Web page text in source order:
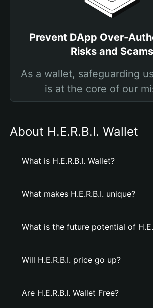
Prevent DApp Over-
Risks and Scams
As a wallet, safeguarding
is at the core of our
About H.E.R.B.I. Wallet
What is H.E.R.B.I. Wallet?
What makes H.E.R.B.I. unique?
What is the future potential of
Will H.E.R.B.I. price go up?
Are H.E.R.B.I. Wallet Free?